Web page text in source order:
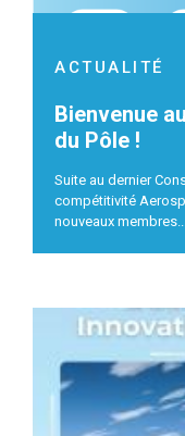
ACTUALITÉ
Bienvenue
du Pôle !
Suite au dernier
compétitivité
nouveaux membres...